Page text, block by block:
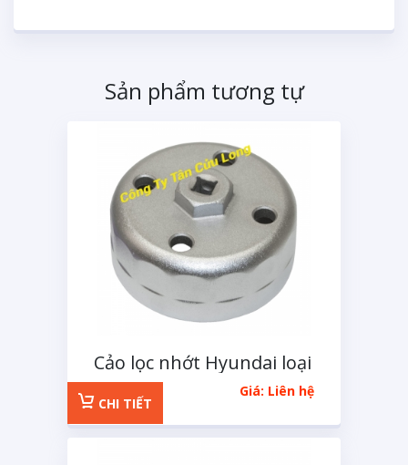
Sản phẩm tương tự
Cảo lọc nhớt Hyundai loại
lọc giấy
Giá: Liên hệ
CHI TIẾT